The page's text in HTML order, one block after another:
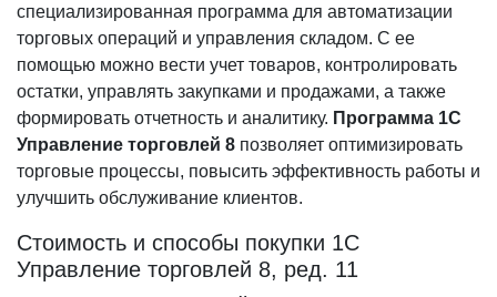
специализированная программа для автоматизации
торговых операций и управления складом. С ее
помощью можно вести учет товаров, контролировать
остатки, управлять закупками и продажами, а также
формировать отчетность и аналитику. Программа 1С
Управление торговлей 8 позволяет оптимизировать
торговые процессы, повысить эффективность работы и
улучшить обслуживание клиентов.
Стоимость и способы покупки 1С
Управление торговлей 8, ред. 11